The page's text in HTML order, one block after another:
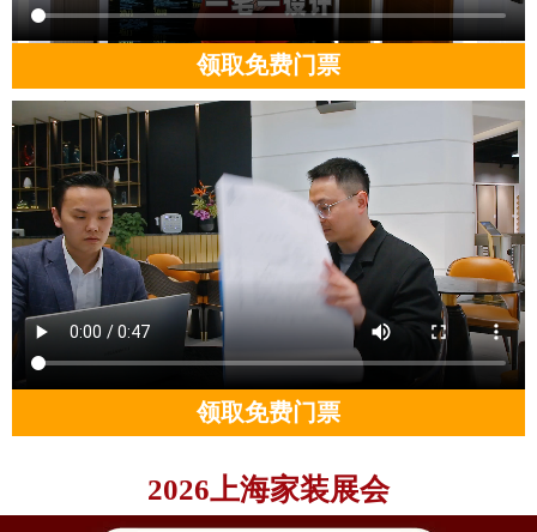
领取免费门票
领取免费门票
2026上海家装展会